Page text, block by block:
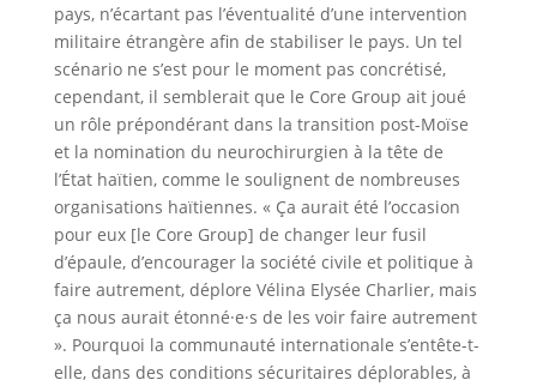
pays, n’écartant pas l’éventualité d’une intervention
militaire étrangère afin de stabiliser le pays. Un tel
scénario ne s’est pour le moment pas concrétisé,
cependant, il semblerait que le Core Group ait joué
un rôle prépondérant dans la transition post-Moïse
et la nomination du neurochirurgien à la tête de
l’État haïtien, comme le soulignent de nombreuses
organisations haïtiennes. « Ça aurait été l’occasion
pour eux [le Core Group] de changer leur fusil
d’épaule, d’encourager la société civile et politique à
faire autrement, déplore Vélina Elysée Charlier, mais
ça nous aurait étonné·e·s de les voir faire autrement
». Pourquoi la communauté internationale s’entête-t-
elle, dans des conditions sécuritaires déplorables, à